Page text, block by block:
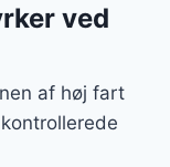
ved
af høj fart